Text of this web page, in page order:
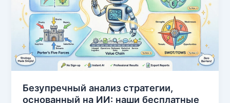
Безупречный анализ стратегии,
основанный на ИИ: наши бесплатные